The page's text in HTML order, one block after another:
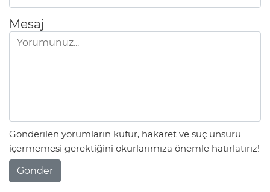
Mesaj
Gönderilen yorumların küfür, hakaret ve suç unsuru
içermemesi gerektiğini okurlarımıza önemle hatırlatırız!
Gönder